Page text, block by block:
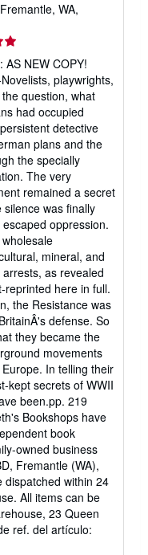
WA,
NEW COPY!
playwrights,
question, what
had occupied
detective
plans and the
the specially
The very
remained a secret
was finally
oppression.
mineral, and
as revealed
reprinted here in full.
the Resistance was
defense. So
they became the
movements
In telling their
kept secrets of WWII
been.pp. 219
Bookshops have
book
owned business
Fremantle (WA),
dispatched within 24
All items can be
23 Queen
ref. del artículo: